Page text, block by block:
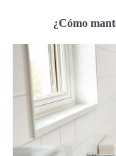
¿Cómo